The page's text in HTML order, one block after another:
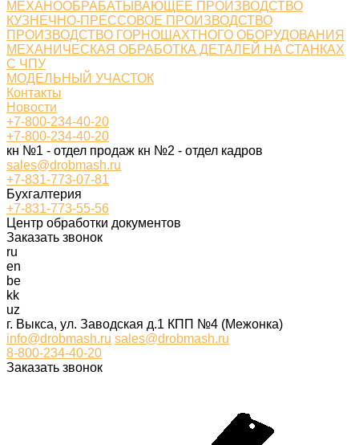
МЕХАНООБРАБАТЫВАЮЩЕЕ ПРОИЗВОДСТВО
КУЗНЕЧНО-ПРЕССОВОЕ ПРОИЗВОДСТВО
ПРОИЗВОДСТВО ГОРНОШАХТНОГО ОБОРУДОВАНИЯ
МЕХАНИЧЕСКАЯ ОБРАБОТКА ДЕТАЛЕЙ НА СТАНКАХ
С ЧПУ
МОДЕЛЬНЫЙ УЧАСТОК
Контакты
Новости
+7-800-234-40-20
+7-800-234-40-20
кн №1 - отдел продаж кн №2 - отдел кадров
sales@drobmash.ru
+7-831-773-07-81
Бухгалтерия
+7-831-773-55-56
Центр обработки документов
Заказать звонок
ru
en
be
kk
uz
г. Выкса, ул. Заводская д.1 КПП №4 (Межонка)
info@drobmash.ru sales@drobmash.ru
8-800-234-40-20
Заказать звонок